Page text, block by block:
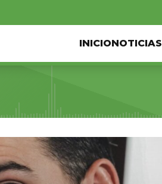
INICIONOTICIAS